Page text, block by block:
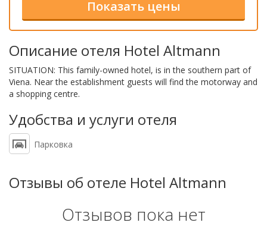
Описание отеля Hotel Altmann
SITUATION: This family-owned hotel, is in the southern part of
Viena. Near the establishment guests will find the motorway and
a shopping centre.
Удобства и услуги отеля
Парковка
Отзывы об отеле Hotel Altmann
Отзывов пока нет